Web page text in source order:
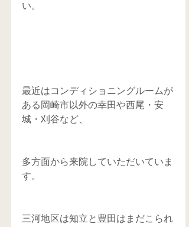
い。
最近はコンディショニングルームが
ある岡崎市以外の幸田や西尾・安
城・刈谷など、
多方面から来院していただいていま
す。
三河地区は知立と豊田はまだこられ